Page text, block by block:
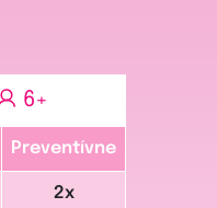
6+
Preventívne
2x